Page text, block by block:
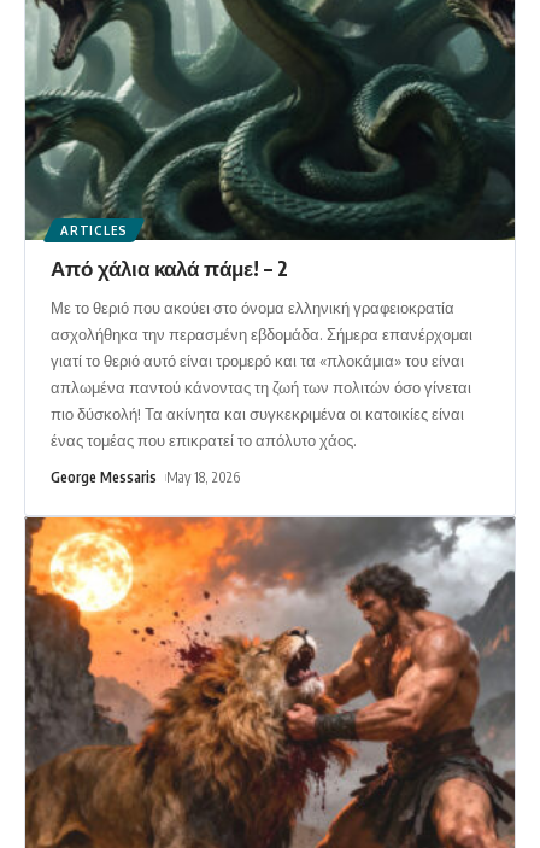
ARTICLES
Από χάλια καλά πάμε! – 2
Με το θεριό που ακούει στο όνομα ελληνική γραφειοκρατία
ασχολήθηκα την περασμένη εβδομάδα. Σήμερα επανέρχομαι
γιατί το θεριό αυτό είναι τρομερό και τα «πλοκάμια» του είναι
απλωμένα παντού κάνοντας τη ζωή των πολιτών όσο γίνεται
πιο δύσκολή! Τα ακίνητα και συγκεκριμένα οι κατοικίες είναι
ένας τομέας που επικρατεί το απόλυτο χάος.
George Messaris May 18, 2026